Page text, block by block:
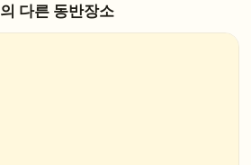
의 다른 동반장소